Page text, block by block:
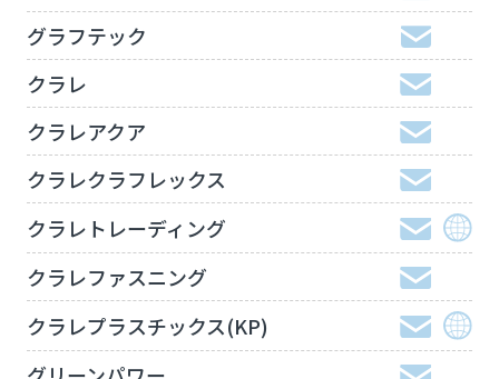
グラフテック
クラレ
クラレアクア
クラレクラフレックス
クラレトレーディング
クラレファスニング
クラレプラスチックス(KP)